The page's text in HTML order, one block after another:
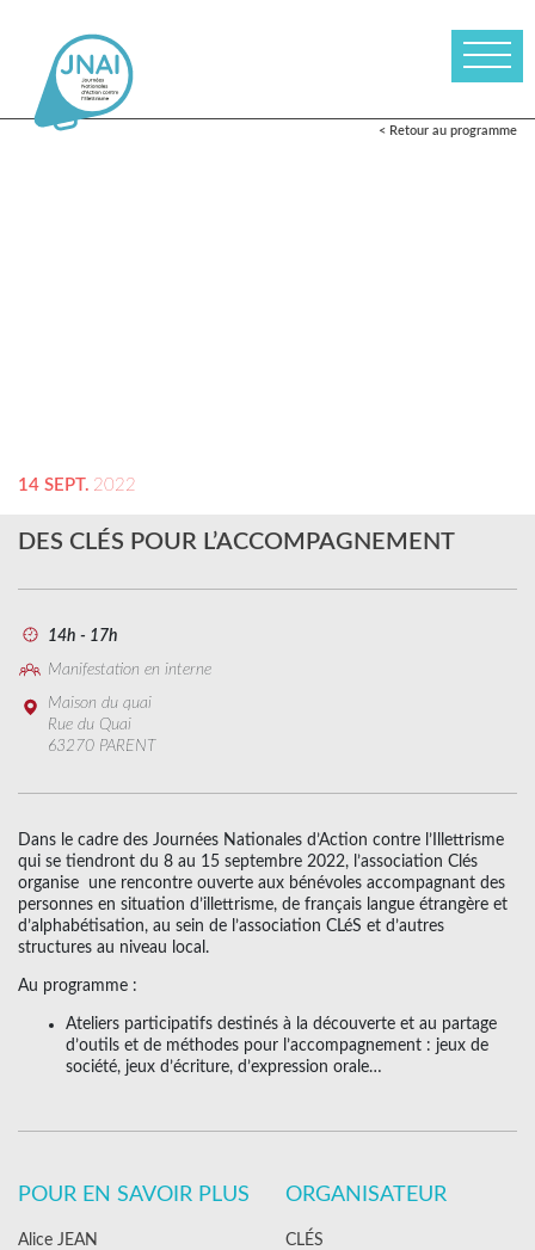
< Retour au programme
14 SEPT. 2022
DES CLÉS POUR L’ACCOMPAGNEMENT
14h - 17h
Manifestation en interne
Maison du quai
Rue du Quai
63270 PARENT
Dans le cadre des Journées Nationales d’Action contre l’Illettrisme
qui se tiendront du 8 au 15 septembre 2022, l’association Clés
organise une rencontre ouverte aux bénévoles accompagnant des
personnes en situation d’illettrisme, de français langue étrangère et
d’alphabétisation, au sein de l’association CLéS et d’autres
structures au niveau local.
Au programme :
Ateliers participatifs destinés à la découverte et au partage
d’outils et de méthodes pour l’accompagnement : jeux de
société, jeux d’écriture, d’expression orale…
POUR EN SAVOIR PLUS
Alice JEAN
ORGANISATEUR
CLÉS